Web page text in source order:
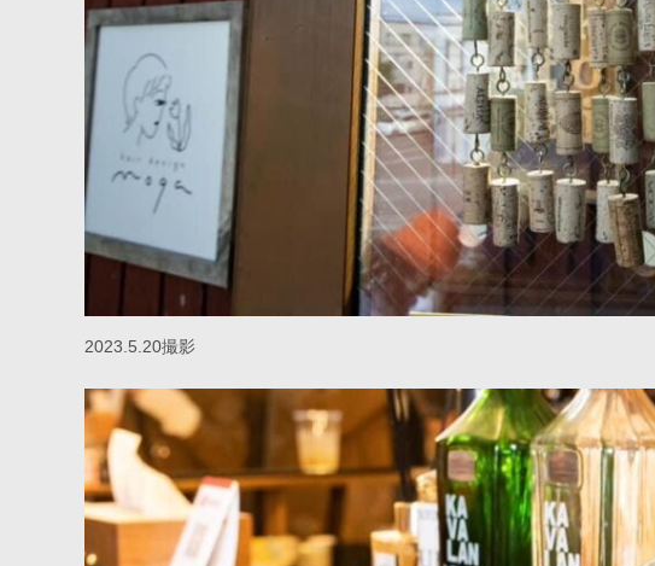
2023.5.20撮影